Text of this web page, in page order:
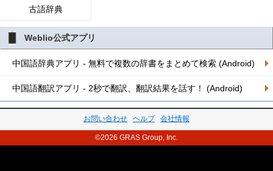
古語辞典
Weblio公式アプリ
中国語辞典アプリ - 無料で複数の辞書をまとめて検索 (Android)
中国語翻訳アプリ - 2秒で翻訳、翻訳結果を話す！ (Android)
お問い合わせ ヘルプ 会社情報
©2026 GRAS Group, Inc.